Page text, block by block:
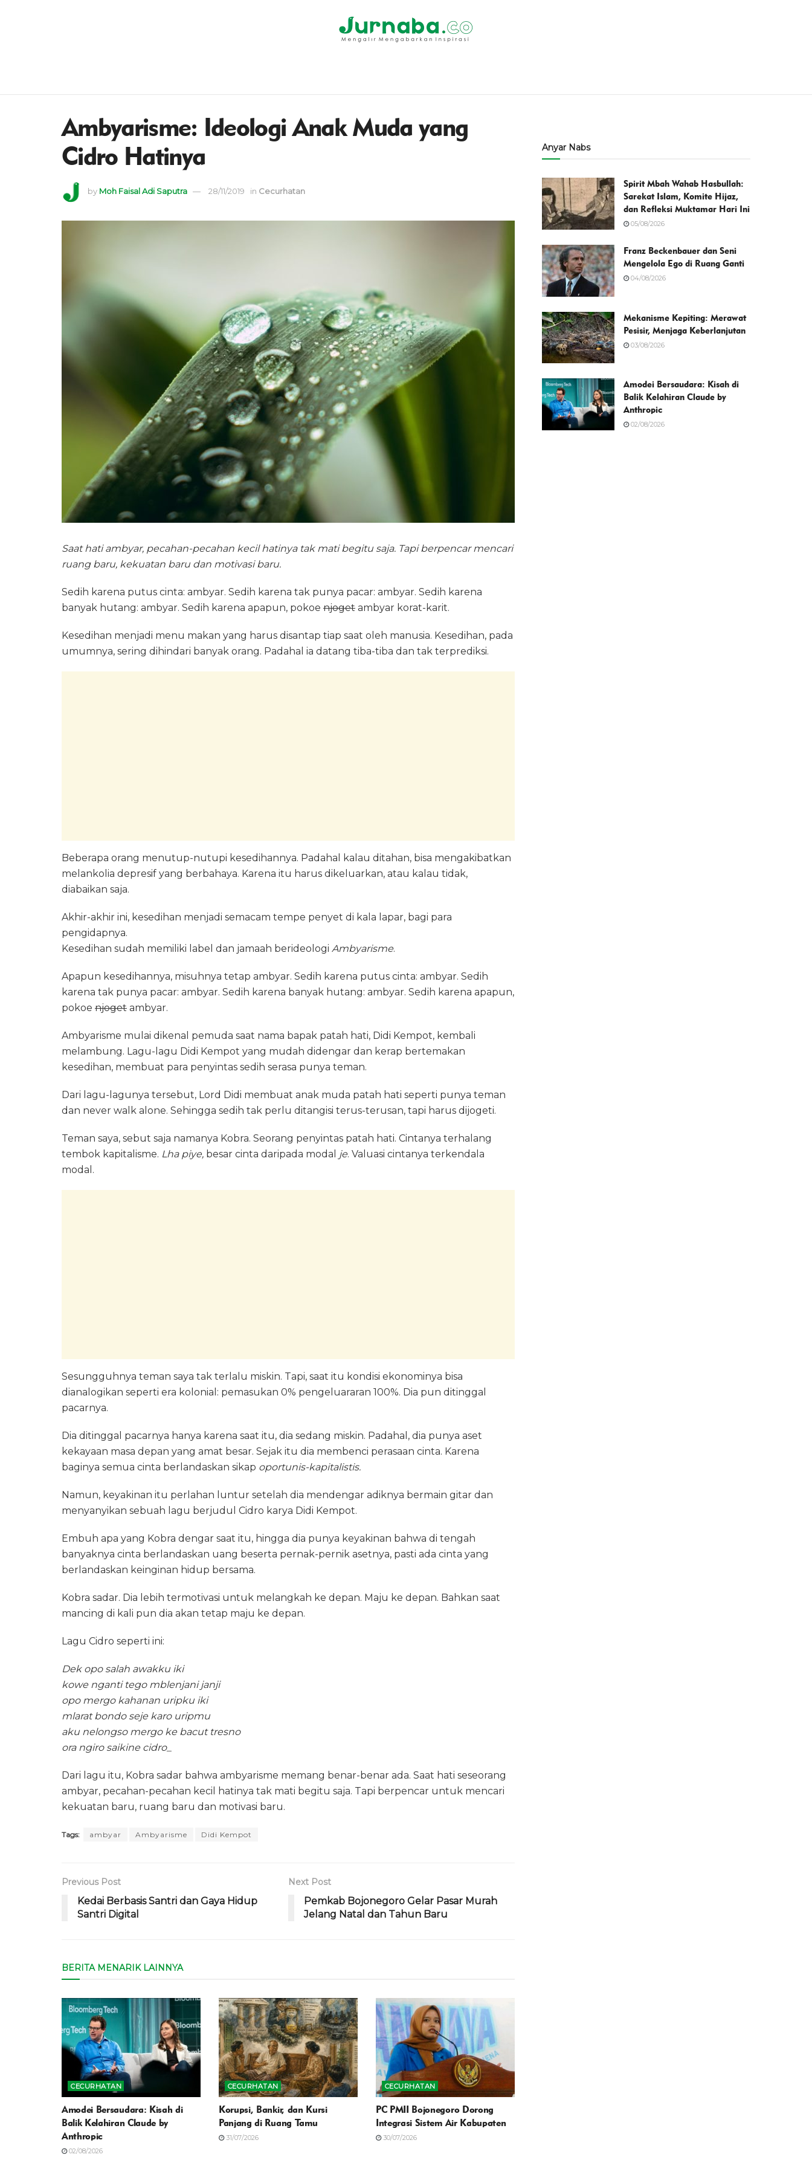
Ambyarisme: Ideologi Anak Muda yang
Cidro Hatinya
by Moh Faisal Adi Saputra 28/11/2019 in Cecurhatan
Saat hati ambyar, pecahan-pecahan kecil hatinya tak mati begitu saja. Tapi berpencar mencari
ruang baru, kekuatan baru dan motivasi baru.
Sedih karena putus cinta: ambyar. Sedih karena tak punya pacar: ambyar. Sedih karena
banyak hutang: ambyar. Sedih karena apapun, pokoe njoget ambyar korat-karit.
Kesedihan menjadi menu makan yang harus disantap tiap saat oleh manusia. Kesedihan, pada
umumnya, sering dihindari banyak orang. Padahal ia datang tiba-tiba dan tak terprediksi.
Beberapa orang menutup-nutupi kesedihannya. Padahal kalau ditahan, bisa mengakibatkan
melankolia depresif yang berbahaya. Karena itu harus dikeluarkan, atau kalau tidak,
diabaikan saja.
Akhir-akhir ini, kesedihan menjadi semacam tempe penyet di kala lapar, bagi para
pengidapnya.
Kesedihan sudah memiliki label dan jamaah berideologi Ambyarisme.
Apapun kesedihannya, misuhnya tetap ambyar. Sedih karena putus cinta: ambyar. Sedih
karena tak punya pacar: ambyar. Sedih karena banyak hutang: ambyar. Sedih karena apapun,
pokoe njoget ambyar.
Ambyarisme mulai dikenal pemuda saat nama bapak patah hati, Didi Kempot, kembali
melambung. Lagu-lagu Didi Kempot yang mudah didengar dan kerap bertemakan
kesedihan, membuat para penyintas sedih serasa punya teman.
Dari lagu-lagunya tersebut, Lord Didi membuat anak muda patah hati seperti punya teman
dan never walk alone. Sehingga sedih tak perlu ditangisi terus-terusan, tapi harus dijogeti.
Teman saya, sebut saja namanya Kobra. Seorang penyintas patah hati. Cintanya terhalang
tembok kapitalisme. Lha piye, besar cinta daripada modal je. Valuasi cintanya terkendala
modal.
Sesungguhnya teman saya tak terlalu miskin. Tapi, saat itu kondisi ekonominya bisa
dianalogikan seperti era kolonial: pemasukan 0% pengeluararan 100%. Dia pun ditinggal
pacarnya.
Dia ditinggal pacarnya hanya karena saat itu, dia sedang miskin. Padahal, dia punya aset
kekayaan masa depan yang amat besar. Sejak itu dia membenci perasaan cinta. Karena
baginya semua cinta berlandaskan sikap oportunis-kapitalistis.
Namun, keyakinan itu perlahan luntur setelah dia mendengar adiknya bermain gitar dan
menyanyikan sebuah lagu berjudul Cidro karya Didi Kempot.
Embuh apa yang Kobra dengar saat itu, hingga dia punya keyakinan bahwa di tengah
banyaknya cinta berlandaskan uang beserta pernak-pernik asetnya, pasti ada cinta yang
berlandaskan keinginan hidup bersama.
Kobra sadar. Dia lebih termotivasi untuk melangkah ke depan. Maju ke depan. Bahkan saat
mancing di kali pun dia akan tetap maju ke depan.
Lagu Cidro seperti ini:
Dek opo salah awakku iki
kowe nganti tego mblenjani janji
opo mergo kahanan uripku iki
mlarat bondo seje karo uripmu
aku nelongso mergo ke bacut tresno
ora ngiro saikine cidro_
Dari lagu itu, Kobra sadar bahwa ambyarisme memang benar-benar ada. Saat hati seseorang
ambyar, pecahan-pecahan kecil hatinya tak mati begitu saja. Tapi berpencar untuk mencari
kekuatan baru, ruang baru dan motivasi baru.
Tags: ambyar Ambyarisme Didi Kempot
Previous Post
Kedai Berbasis Santri dan Gaya Hidup
Santri Digital
Next Post
Pemkab Bojonegoro Gelar Pasar Murah
Jelang Natal dan Tahun Baru
BERITA MENARIK LAINNYA
CECURHATAN
Amodei Bersaudara: Kisah di
Balik Kelahiran Claude by
Anthropic
02/08/2026
CECURHATAN
Korupsi, Bankir, dan Kursi
Panjang di Ruang Tamu
31/07/2026
CECURHATAN
PC PMII Bojonegoro Dorong
Integrasi Sistem Air Kabupaten
30/07/2026
Anyar Nabs
Spirit Mbah Wahab Hasbullah:
Sarekat Islam, Komite Hijaz,
dan Refleksi Muktamar Hari Ini
05/08/2026
Franz Beckenbauer dan Seni
Mengelola Ego di Ruang Ganti
04/08/2026
Mekanisme Kepiting: Merawat
Pesisir, Menjaga Keberlanjutan
03/08/2026
Amodei Bersaudara: Kisah di
Balik Kelahiran Claude by
Anthropic
02/08/2026